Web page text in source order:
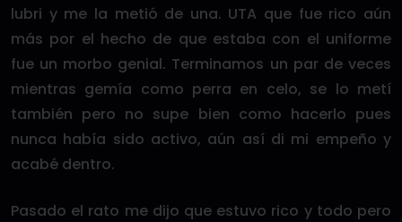
lubri y me la metió de una. UTA que fue rico aún
más por el hecho de que estaba con el uniforme
fue un morbo genial. Terminamos un par de veces
mientras gemía como perra en celo, se lo metí
también pero no supe bien como hacerlo pues
nunca había sido activo, aún así di mi empeño y
acabé dentro.
Pasado el rato me dijo que estuvo rico y todo pero